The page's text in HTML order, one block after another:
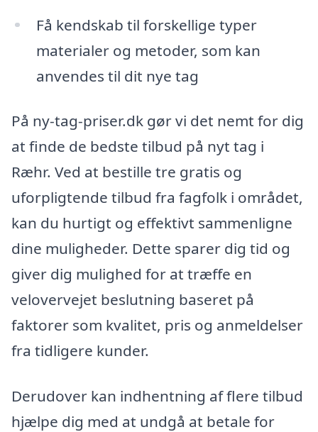
Få kendskab til forskellige typer
materialer og metoder, som kan
anvendes til dit nye tag
På ny-tag-priser.dk gør vi det nemt for dig
at finde de bedste tilbud på nyt tag i
Ræhr. Ved at bestille tre gratis og
uforpligtende tilbud fra fagfolk i området,
kan du hurtigt og effektivt sammenligne
dine muligheder. Dette sparer dig tid og
giver dig mulighed for at træffe en
velovervejet beslutning baseret på
faktorer som kvalitet, pris og anmeldelser
fra tidligere kunder.
Derudover kan indhentning af flere tilbud
hjælpe dig med at undgå at betale for